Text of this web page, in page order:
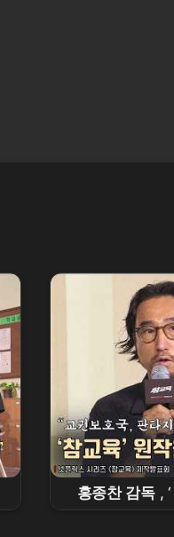
홍종찬 감독 , ‘
없었던 이유! |